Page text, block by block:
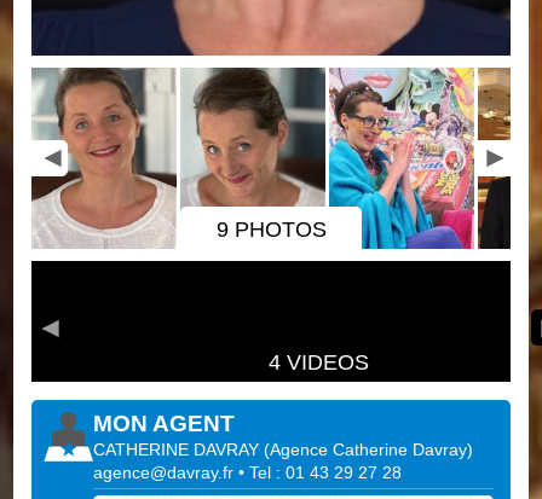
9 PHOTOS
4 VIDEOS
MON AGENT
CATHERINE DAVRAY (Agence Catherine Davray)
agence@davray.fr • Tel : 01 43 29 27 28